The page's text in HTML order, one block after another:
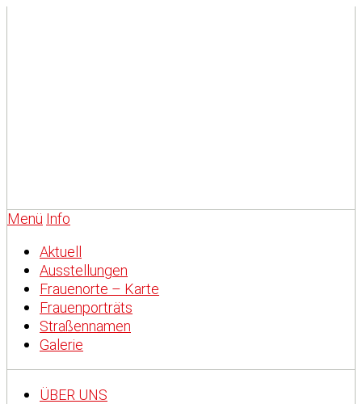
Menü Info
Aktuell
Ausstellungen
Frauenorte – Karte
Frauenporträts
Straßennamen
Galerie
ÜBER UNS